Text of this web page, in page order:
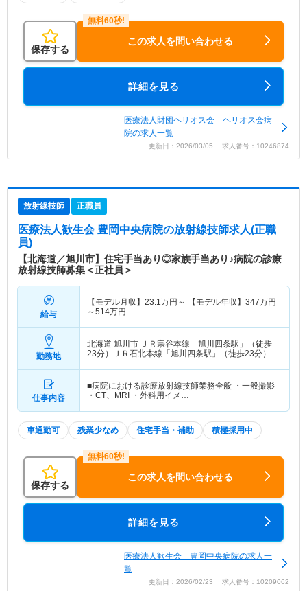
保存する
この求人を問い合わせる
詳細を見る
医療法人財団ヘリオス会 ヘリオス会病
院の求人一覧
更新日：2026/03/05 求人番号：10246874
放射線技師 正職員
医療法人歓生会 豊岡中央病院の放射線技師求人(正職
員)
【北海道／旭川市】住宅手当あり◎家族手当あり♪病院の診療
放射線技師募集＜正社員＞
給与
【モデル月収】 23.1万円～ 【モデル年収】 347万円
～514万円
勤務地
北海道 旭川市 ＪＲ宗谷本線「旭川四条駅」（徒歩
23分）ＪＲ石北本線「旭川四条駅」（徒歩23分）
仕事内容
■病院における診療放射線技師業務全般 ・一般撮影
・CT、MRI ・外科用イメ…
車通勤可 残業少なめ 住宅手当・補助 積極採用中
保存する
この求人を問い合わせる
詳細を見る
医療法人歓生会 豊岡中央病院の求人一
覧
更新日：2026/02/23 求人番号：10209062